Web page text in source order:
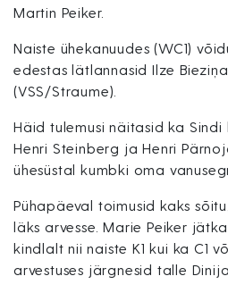
Martin Peiker.
Naiste ühekanuudes (WC1)
edestas lätlannasid Ilze
(VSS/Straume).
Häid tulemusi näitasid ka
Henri Steinberg ja Henri
ühesüstal kumbki oma
Pühapäeval toimusid kaks
läks arvesse. Marie Peiker
kindlalt nii naiste K1 kui ka C1
arvestuses järgnesid talle